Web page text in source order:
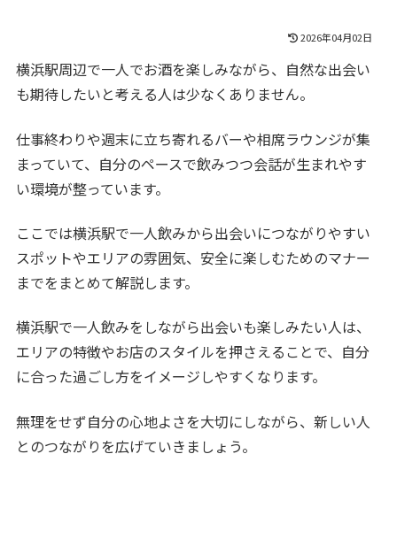
2026年04月02日
横浜駅周辺で一人でお酒を楽しみながら、自然な出会い
も期待したいと考える人は少なくありません。
仕事終わりや週末に立ち寄れるバーや相席ラウンジが集
まっていて、自分のペースで飲みつつ会話が生まれやす
い環境が整っています。
ここでは横浜駅で一人飲みから出会いにつながりやすい
スポットやエリアの雰囲気、安全に楽しむためのマナー
までをまとめて解説します。
横浜駅で一人飲みをしながら出会いも楽しみたい人は、
エリアの特徴やお店のスタイルを押さえることで、自分
に合った過ごし方をイメージしやすくなります。
無理をせず自分の心地よさを大切にしながら、新しい人
とのつながりを広げていきましょう。